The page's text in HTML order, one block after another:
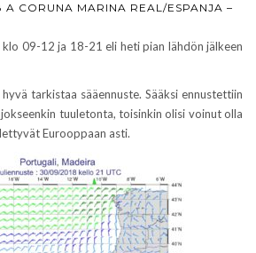
A CORUNA MARINA REAL/ESPANJA –
09-12 ja 18-21 eli heti pian lähdön jälkeen
tarkistaa sääennuste. Sääksi ennustettiin
tuuletonta, toisinkin olisi voinut olla
Eurooppaan asti.